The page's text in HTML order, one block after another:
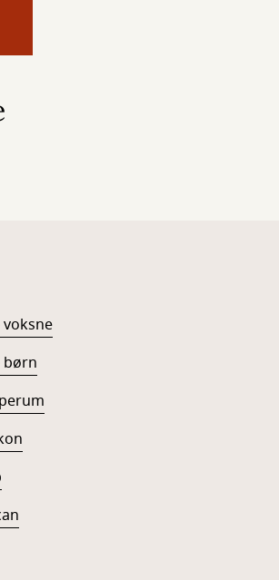
børn